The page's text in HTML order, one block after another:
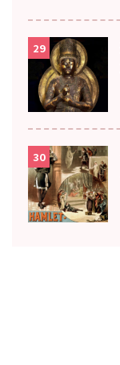
29
30